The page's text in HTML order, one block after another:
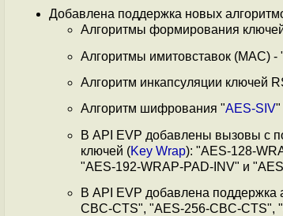
Добавлена поддержка новых
Алгоритмы формирования
Алгоритмы имитовставок (MAC) -
Алгоритм инкапсуляции ключей
Алгоритм шифрования "AES-SIV"
В API EVP добавлены вызовы с
ключей (Key Wrap): "AES-128-
"AES-192-WRAP-PAD-INV" и
В API EVP добавлена поддержка
CBC-CTS", "AES-256-CBC-CTS",